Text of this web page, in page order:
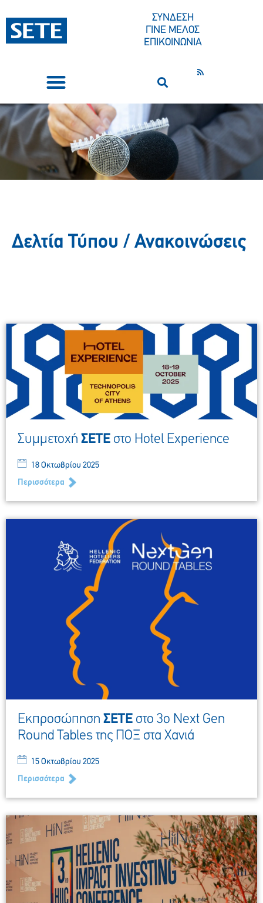
ΣΥΝΔΕΣΗ
ΓΙΝΕ ΜΕΛΟΣ
ΕΠΙΚΟΙΝΩΝΙΑ
Δελτία Τύπου / Ανακοινώσεις
Συμμετοχή ΣΕΤΕ στο Hotel Experience
18 Οκτωβρίου 2025
Περισσότερα
Εκπροσώπηση ΣΕΤΕ στο 3ο Next Gen
Round Tables της ΠΟΞ στα Χανιά
15 Οκτωβρίου 2025
Περισσότερα